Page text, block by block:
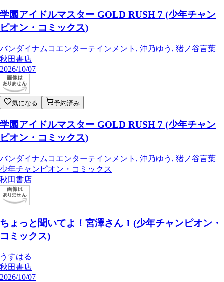
学園アイドルマスター GOLD RUSH 7 (少年チャン
ピオン・コミックス)
バンダイナムコエンターテインメント, 沖乃ゆう, 猪ノ谷言葉
秋田書店
2026/10/07
気になる 予約済み
学園アイドルマスター GOLD RUSH 7 (少年チャン
ピオン・コミックス)
バンダイナムコエンターテインメント, 沖乃ゆう, 猪ノ谷言葉
少年チャンピオン・コミックス
秋田書店
ちょっと聞いてよ！宮澤さん 1 (少年チャンピオン・
コミックス)
うすはる
秋田書店
2026/10/07